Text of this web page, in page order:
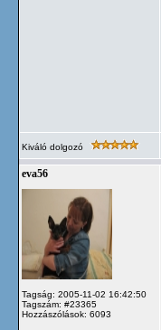
Kiváló dolgozó
eva56
Tagság: 2005-11-02 16:42:50
Tagszám: #23365
Hozzászólások: 6093